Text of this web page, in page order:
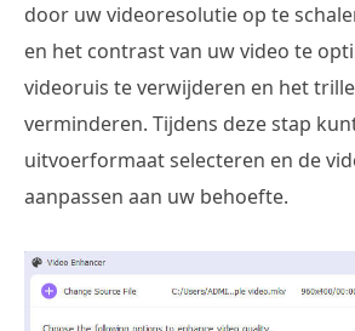
door uw videoresolutie op te
en het contrast van uw video te
videoruis te verwijderen en het
verminderen. Tijdens deze stap
uitvoerformaat selecteren en de
aanpassen aan uw behoefte.